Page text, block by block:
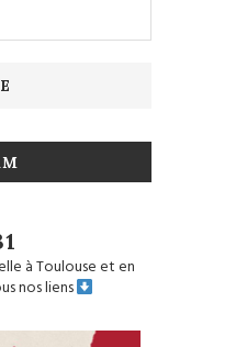
à Toulouse et en
nos liens